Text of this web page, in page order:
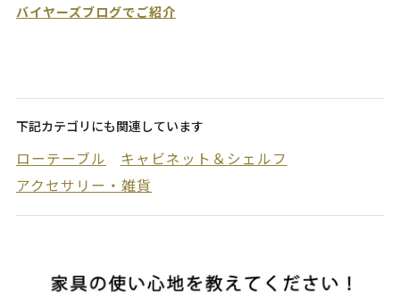
バイヤーズブログでご紹介
下記カテゴリにも関連しています
ローテーブル
キャビネット＆シェルフ
アクセサリー・雑貨